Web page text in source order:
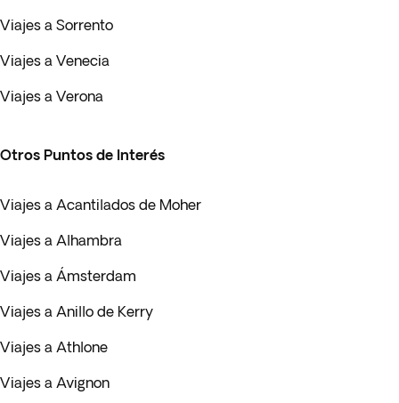
Viajes a Sorrento
Viajes a Venecia
Viajes a Verona
Otros Puntos de Interés
Viajes a Acantilados de Moher
Viajes a Alhambra
Viajes a Ámsterdam
Viajes a Anillo de Kerry
Viajes a Athlone
Viajes a Avignon